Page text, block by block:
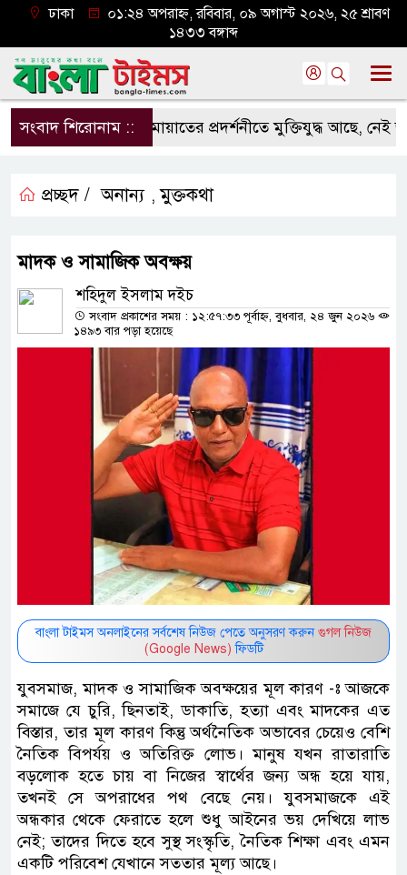
ঢাকা
০১:২৪ অপরাহ্ন, রবিবার, ০৯ অগাস্ট ২০২৬, ২৫ শ্রাবণ
১৪৩৩ বঙ্গাব্দ
সংবাদ শিরোনাম ::জামায়াতের প্রদর্শনীতে মুক্তিযুদ্ধ আছে, নেই
প্রচ্ছদ / অনান্য ,মুক্তকথা
মাদক ও সামাজিক অবক্ষয়
শহিদুল ইসলাম দইচ
সংবাদ প্রকাশের সময় : ১২:৫৭:৩৩ পূর্বাহ্ন, বুধবার, ২৪ জুন ২০২৬
১৪৯৩ বার পড়া হয়েছে
বাংলা টাইমস অনলাইনের সর্বশেষ নিউজ পেতে অনুসরণ করুন গুগল নিউজ
(Google News) ফিডটি
যুবসমাজ, মাদক ও সামাজিক অবক্ষয়ের মূল কারণ -ঃ আজকে
সমাজে যে চুরি, ছিনতাই, ডাকাতি, হত্যা এবং মাদকের এত
বিস্তার, তার মূল কারণ কিন্তু অর্থনৈতিক অভাবের চেয়েও বেশি
নৈতিক বিপর্যয় ও অতিরিক্ত লোভ। ​মানুষ যখন রাতারাতি
বড়লোক হতে চায় বা নিজের স্বার্থের জন্য অন্ধ হয়ে যায়,
তখনই সে অপরাধের পথ বেছে নেয়। ​যুবসমাজকে এই
অন্ধকার থেকে ফেরাতে হলে শুধু আইনের ভয় দেখিয়ে লাভ
নেই; তাদের দিতে হবে সুস্থ সংস্কৃতি, নৈতিক শিক্ষা এবং এমন
একটি পরিবেশ যেখানে সততার মূল্য আছে।